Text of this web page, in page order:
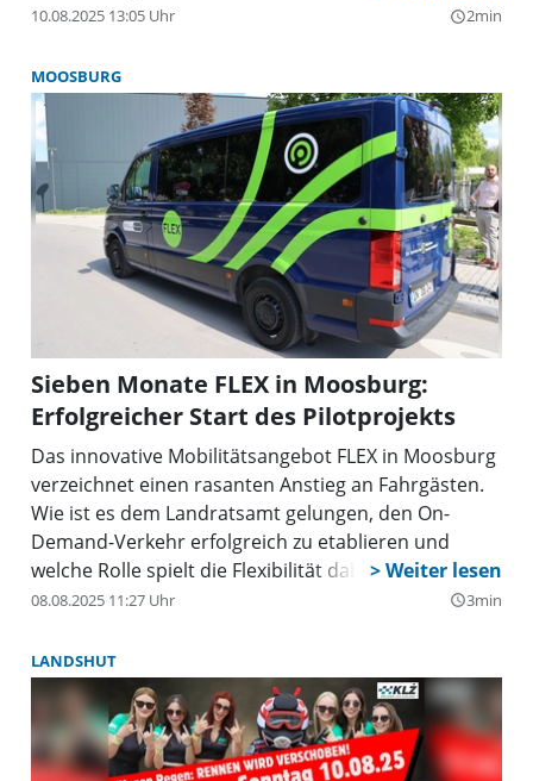
10.08.2025 13:05 Uhr query_builder2min
MOOSBURG
Sieben Monate FLEX in Moosburg:
Erfolgreicher Start des Pilotprojekts
Das innovative Mobilitätsangebot FLEX in Moosburg
verzeichnet einen rasanten Anstieg an Fahrgästen.
Wie ist es dem Landratsamt gelungen, den On-
Demand-Verkehr erfolgreich zu etablieren und
welche Rolle spielt die Flexibilität dabei?
08.08.2025 11:27 Uhr query_builder3min
LANDSHUT